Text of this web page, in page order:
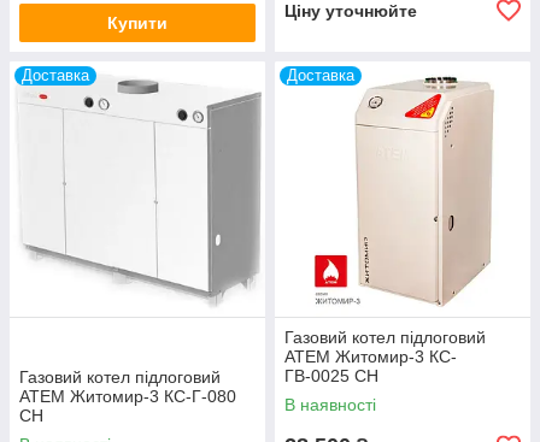
Купити
Ціну уточнюйте
Доставка
Газовий котел підлоговий
АТЕМ Житомир-3 КС-Г-080
СН
Доставка
Газовий котел підлоговий
АТЕМ Житомир-3 КС-
ГВ-0025 СН
В наявності